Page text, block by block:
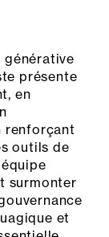
générative
présente
en
renforçant
outils de
surmonter
et